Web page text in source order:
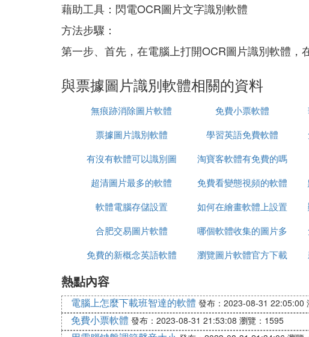
藉助工具：閃電OCR圖片文字識別軟體
方法步驟：
第一步、首先，在電腦上打開OCR圖片識別軟體，
與票據圖片識別軟體相關的資料
無痕跡消除圖片軟體 免費小票軟體
票據圖片識別軟體 學習英語免費軟體
有沒有軟體可以識別圖
片的畫師
淘寶客軟體有免費的嗎
超清圖片最多的軟體
免費看變態視頻的軟體
軟體電腦存儲設置
如何在繪畫軟體上設置
紙張
合肥交易圖片軟體 哪個軟體收集的圖片多
免費的新概念英語軟體 瀏覽圖片軟體官方下載
熱點內容
電腦上怎麼下載班智達的軟體 發布：2023-08-31 22:05:00
免費小票軟體 發布：2023-08-31 21:53:08 瀏覽：1595